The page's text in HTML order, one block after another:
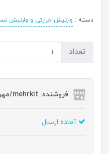
دسته : وارنیش حرارتی و وارنیش
تعداد
فروشنده: mehrkit/مهرکیت
آماده ارسال